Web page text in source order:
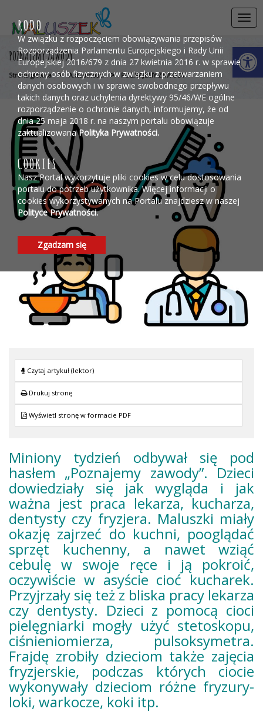
RODO
W związku z rozpoczęciem obowiązywania przepisów
Rozporządzenia Parlamentu Europejskiego i Rady Unii
Europejskiej 2016/679 z dnia 27 kwietnia 2016 r. w sprawie
ochrony osób fizycznych w związku z przetwarzaniem
danych osobowych i w sprawie swobodnego przepływu
takich danych oraz uchylenia dyrektywy 95/46/WE ogólne
rozporządzenie o ochronie danych, informujemy, że od
dnia 25 maja 2018 r. na naszym portalu obowiązuje
zaktualizowanaPolityka Prywatności.
COOKIES
Nasz Portal wykorzytuje pliki cookies w celu dostosowania
portalu do potrzeb użytkownika. Więcej informacji o
cookies wykorzystywanych na Portalu znajdziesz w naszej
Polityce Prywatności.
Zgadzam się
POZNAJEMY ZAWODY
Strona główna > Aktualności > POZNAJEMY ZAWODY
Czytaj artykuł (lektor)
Drukuj stronę
Wyświetl stronę w formacie PDF
Miniony tydzień odbywał się pod
hasłem „Poznajemy zawody”. Dzieci
dowiedziały się jak wygląda i jak
ważna jest praca lekarza, kucharza,
dentysty czy fryzjera. Maluszki miały
okazję zajrzeć do kuchni, pooglądać
sprzęt kuchenny, a nawet wziąć
cebulę w swoje ręce i ją pokroić,
oczywiście w asyście cioć kucharek.
Przyjrzały się też z bliska pracy lekarza
czy dentysty. Dzieci z pomocą cioci
pielęgniarki mogły użyć stetoskopu,
ciśnieniomierza, pulsoksymetra.
Frajdę zrobiły dzieciom także zajęcia
fryzjerskie, podczas których ciocie
wykonywały dzieciom różne fryzury-
loki, warkocze, koki itp.